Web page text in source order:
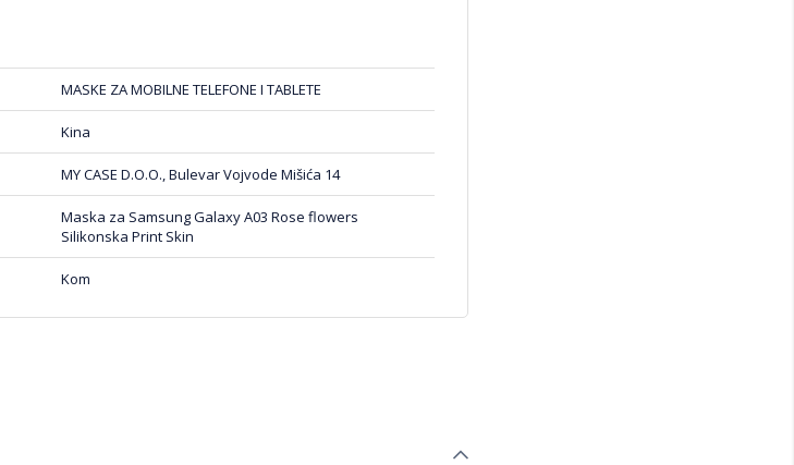
MASKE ZA MOBILNE TELEFONE I TABLETE
Kina
MY CASE D.O.O., Bulevar Vojvode Mišića 14
Maska za Samsung Galaxy A03 Rose flowers
Silikonska Print Skin
Kom